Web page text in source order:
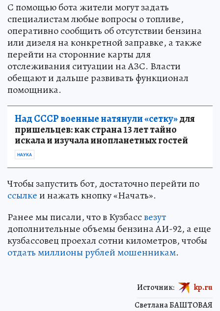
С помощью бота жители могут задать
специалистам любые вопросы о топливе,
оперативно сообщить об отсутствии бензина
или дизеля на конкретной заправке, а также
перейти на сторонние карты для
отслеживания ситуации на АЗС. Власти
обещают и дальше развивать функционал
помощника.
Над СССР военные натянули «сетку»для
пришельцев: как страна 13 лет тайно
искала и изучала инопланетных гостей
НАУКА
Чтобы запустить бот, достаточно перейти по
ссылкеи нажать кнопку «Начать».
Ранее мы писали, что в Кузбассвезут
дополнительные объемы бензина АИ-92, а еще
кузбассовец проехал сотни километров, чтобы
отдать миллионы рублей мошенникам.
Светлана БАШТОВАЯ
Источник: kp.ru